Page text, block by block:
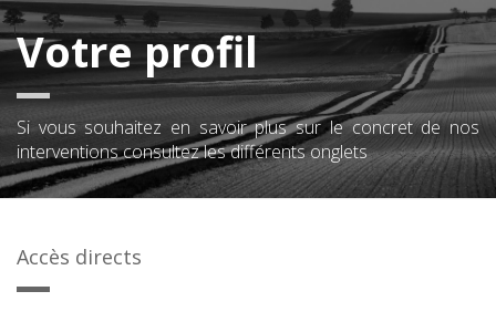
Votre profil
Si vous souhaitez en savoir plus sur le concret de nos
interventions consultez les différents onglets
Accès directs